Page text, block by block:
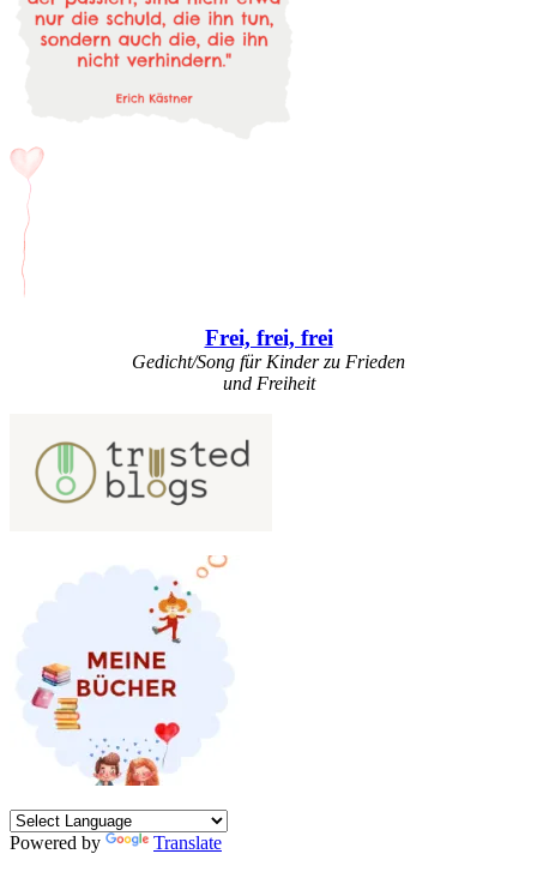
Frei, frei, frei
Gedicht/Song für Kinder zu Frieden
und Freiheit
Powered by
Translate